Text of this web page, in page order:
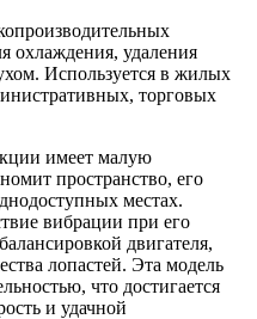
охлаждения, удаления
Используется в жилых
торговых
имеет малую
пространство, его
местах.
вибрации при его
двигателя,
лопастей. Эта модель
что достигается
и удачной